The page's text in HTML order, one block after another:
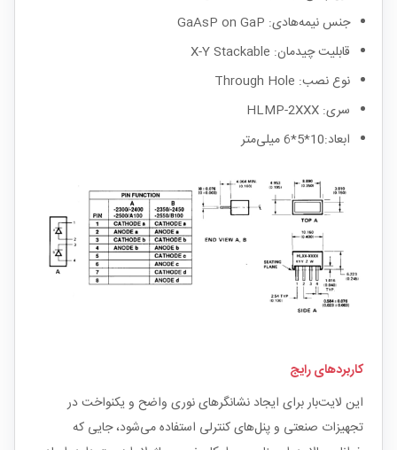
جنس نیمه‌هادی: GaAsP on GaP
قابلیت چیدمان: X-Y Stackable
نوع نصب: Through Hole
سری: HLMP-2XXX
ابعاد:10*5*6 میلی‌متر
کاربردهای رایج
این لایت‌بار برای ایجاد نشانگرهای نوری واضح و یکنواخت در
تجهیزات صنعتی و پنل‌های کنترلی استفاده می‌شود، جایی که